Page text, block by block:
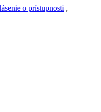
o prístupnosti ,